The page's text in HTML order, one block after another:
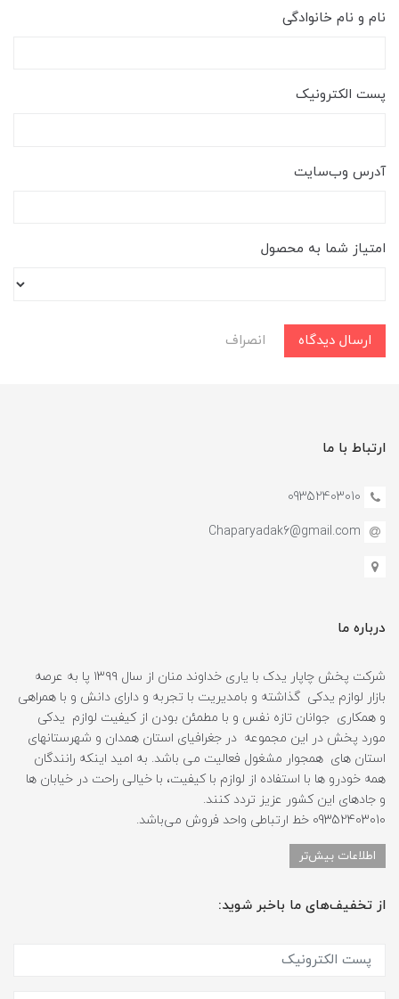
نام و نام خانوادگی
پست الکترونیک
آدرس وب‌سایت
امتیاز شما به محصول
ارسال دیدگاه انصراف
ارتباط با ما
09352403010
Chaparyadak6@gmail.com
درباره ما
شرکت پخش چاپار یدک با یاری خداوند منان از سال ۱۳۹۹ پا به عرصه
بازار لوازم یدکی گذاشته و بامدیریت با تجربه و دارای دانش و با همراهی
و همکاری جوانان تازه نفس و با مطمئن بودن از کیفیت لوازم یدکی
مورد پخش در این مجموعه در جغرافیای استان همدان و شهرستانهای
استان های همجوار مشغول فعالیت می باشد. به امید اینکه رانندگان
همه خودرو ها با استفاده از لوازم با کیفیت، با خیالی راحت در خیابان ها
و جادهای این کشور عزیز تردد کنند.
09352403010 خط ارتباطی واحد فروش می‌باشد.
اطلاعات بیش‌تر
از تخفیف‌های ما باخبر شوید: